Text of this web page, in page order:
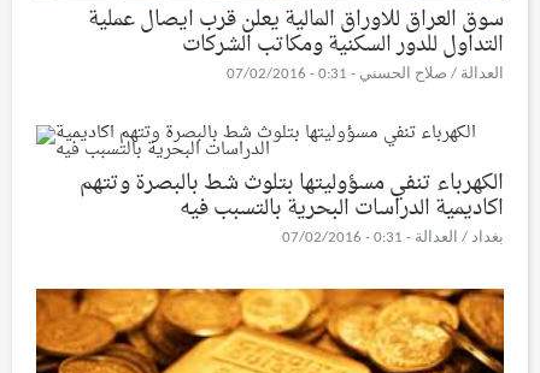
سوق العراق للاوراق المالية يعلن قرب ايصال عملية
التداول للدور السكنية ومكاتب الشركات
العدالة / صلاح الحسني - 0:31 - 07/02/2016
الكهرباء تنفي مسؤوليتها بتلوث شط بالبصرة وتتهم
اكاديمية الدراسات البحرية بالتسبب فيه
بغداد / العدالة - 0:31 - 07/02/2016